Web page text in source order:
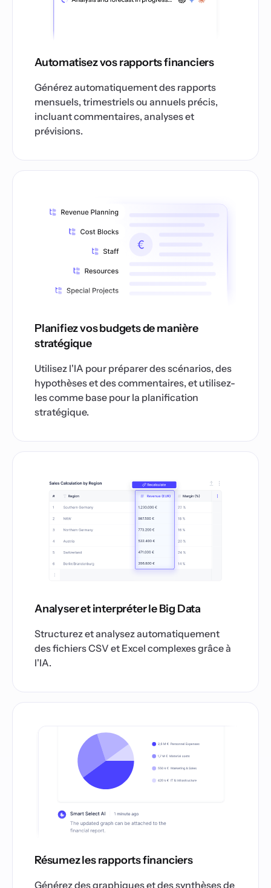
Automatisez vos rapports financiers
Générez automatiquement des rapports
mensuels, trimestriels ou annuels précis,
incluant commentaires, analyses et
prévisions.
Planifiez vos budgets de manière
stratégique
Utilisez l'IA pour préparer des scénarios, des
hypothèses et des commentaires, et utilisez-
les comme base pour la planification
stratégique.
Analyser et interpréter le Big Data
Structurez et analysez automatiquement
des fichiers CSV et Excel complexes grâce à
l'IA.
Résumez les rapports financiers
Générez des graphiques et des synthèses de